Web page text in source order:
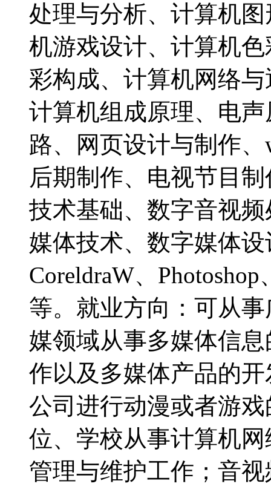
处理与分析、计算机
机游戏设计、计算机
彩构成、计算机网络
计算机组成原理、电
路、网页设计与制作
后期制作、电视节目
技术基础、数字音视
媒体技术、数字媒体
CoreldraW、Photoshop
等。就业方向：可从
媒领域从事多媒体信
作以及多媒体产品的
公司进行动漫或者游
位、学校从事计算机
管理与维护工作；音